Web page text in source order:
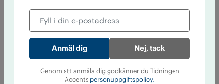
Nej, tack
Genom att anmäla dig godkänner du Tidningen
Accents personuppgiftspolicy.